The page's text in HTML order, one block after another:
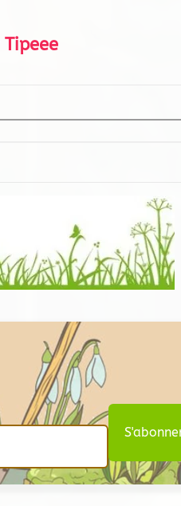
Tipeee